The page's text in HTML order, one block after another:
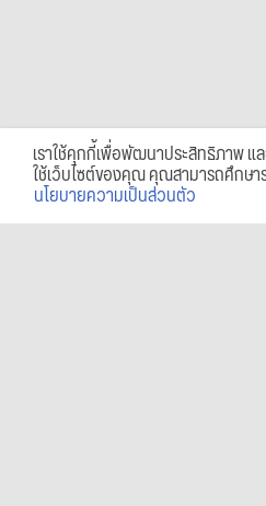
เราใช้คุกกี้เพื่อพัฒนาประสิทธิภาพ
ใช้เว็บไซต์ของคุณ คุณสามารถศึกษา
นโยบายความเป็นส่วนตัว